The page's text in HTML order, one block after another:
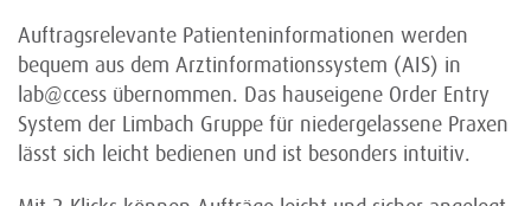
Auftragsrelevante Patienteninformationen werden
bequem aus dem Arztinformationssystem (AIS) in
lab@ccess übernommen. Das hauseigene Order Entry
System der Limbach Gruppe für niedergelassene Praxen
lässt sich leicht bedienen und ist besonders intuitiv.